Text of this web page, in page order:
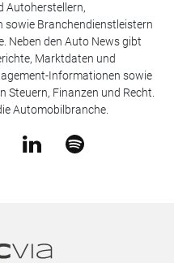
Autoherstellern,
Branchendienstleistern
Neben den Auto News gibt
Marktdaten und
Informationen sowie
Steuern, Finanzen und Recht.
Automobilbranche.